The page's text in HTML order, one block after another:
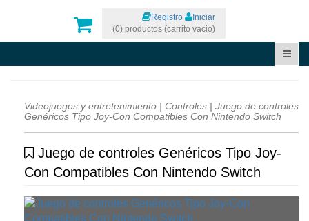
Registro
Iniciar
(0) productos (carrito vacio)
Videojuegos y entretenimiento | Controles | Juego de controles
Genéricos Tipo Joy-Con Compatibles Con Nintendo Switch
Juego de controles Genéricos Tipo Joy-
Con Compatibles Con Nintendo Switch